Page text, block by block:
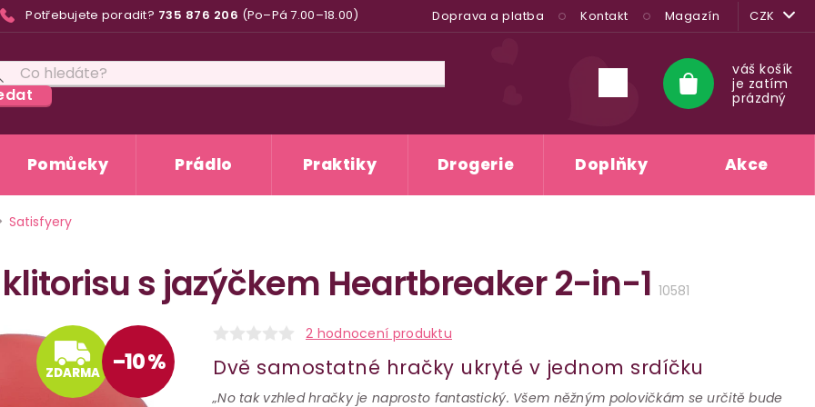
Potřebujete poradit? 735 876 206 (Po–Pá 7.00–18.00) Doprava a platba Kontakt Magazín CZK
Nákupní
košík
váš košík
je zatím
prázdný
Pomůcky Prádlo Praktiky Drogerie Doplňky Akce
Satisfyery
s jazýčkem Heartbreaker 2-in-1 10581
ZDARMA
ZDARMA –10 %
2 hodnocení produktu
Dvě samostatné hračky ukryté v jednom srdíčku
„No tak vzhled hračky je naprosto fantastický. Všem něžným polovičkám se určitě bude